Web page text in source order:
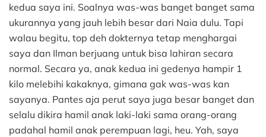
kedua saya ini. Soalnya was-was banget banget sama
ukurannya yang jauh lebih besar dari Naia dulu. Tapi
walau begitu, top deh dokternya tetap menghargai
saya dan Ilman berjuang untuk bisa lahiran secara
normal. Secara ya, anak kedua ini gedenya hampir 1
kilo melebihi kakaknya, gimana gak was-was kan
sayanya. Pantes aja perut saya juga besar banget dan
selalu dikira hamil anak laki-laki sama orang-orang
padahal hamil anak perempuan lagi, heu. Yah, saya